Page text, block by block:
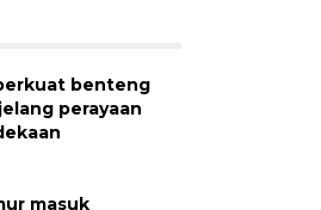
benteng
perayaan
masuk